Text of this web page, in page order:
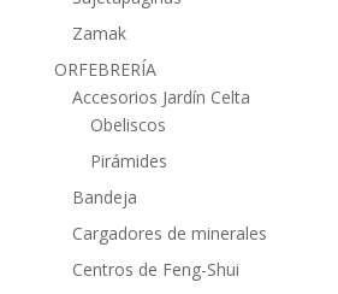
Zamak
ORFEBRERÍA
Accesorios Jardín Celta
Obeliscos
Pirámides
Bandeja
Cargadores de minerales
Centros de Feng-Shui